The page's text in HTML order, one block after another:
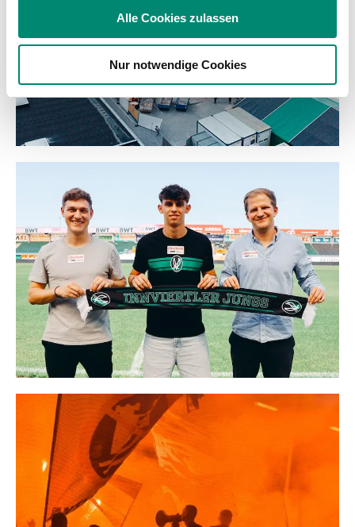
weiteren Daten zusammen, die Sie ihnen bereitgestellt
haben oder die sie im Rahmen Ihrer Nutzung der Dienste
gesammelt haben.
Weitere Details, insbesondere zu Speicherdauer und
Empfänger entnehmen Sie unserer
Alle Cookies zulassen
Nur notwendige Cookies